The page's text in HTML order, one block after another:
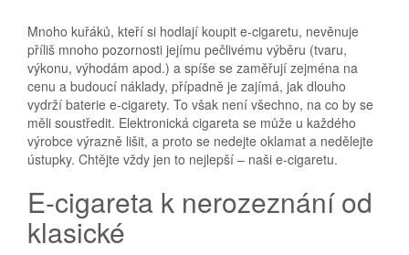
Mnoho kuřáků, kteří si hodlají koupit e-cigaretu, nevěnuje
příliš mnoho pozornosti jejímu pečlivému výběru (tvaru,
výkonu, výhodám apod.) a spíše se zaměřují zejména na
cenu a budoucí náklady, případně je zajímá, jak dlouho
vydrží baterie e-cigarety. To však není všechno, na co by se
měli soustředit. Elektronická cigareta se může u každého
výrobce výrazně lišit, a proto se nedejte oklamat a nedělejte
ústupky. Chtějte vždy jen to nejlepší – naši e-cigaretu.
E-cigareta k nerozeznání od
klasické